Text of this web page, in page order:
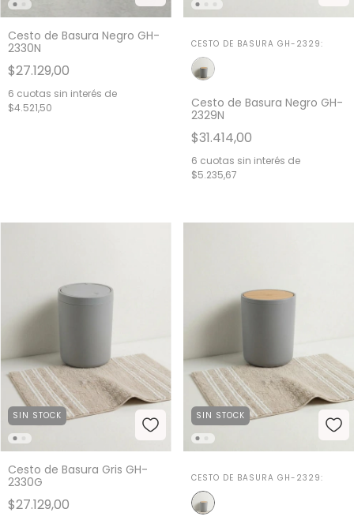
Cesto de Basura Negro GH-
2330N
$27.129,00
6 cuotas sin interés de
$4.521,50
CESTO DE BASURA GH-2329:
Cesto de Basura Negro GH-
2329N
$31.414,00
6 cuotas sin interés de
$5.235,67
SIN STOCK
Cesto de Basura Gris GH-
2330G
$27.129,00
SIN STOCK
CESTO DE BASURA GH-2329: